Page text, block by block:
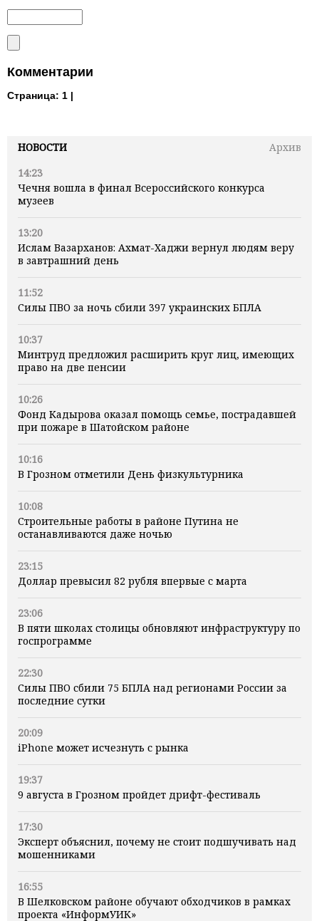
НОВОСТИ
Архив
14:23
Чечня вошла в финал Всероссийского конкурса
музеев
13:20
Ислам Вазарханов: Ахмат-Хаджи вернул людям веру
в завтрашний день
11:52
Силы ПВО за ночь сбили 397 украинских БПЛА
10:37
Минтруд предложил расширить круг лиц, имеющих
право на две пенсии
10:26
Фонд Кадырова оказал помощь семье, пострадавшей
при пожаре в Шатойском районе
10:16
В Грозном отметили День физкультурника
10:08
Строительные работы в районе Путина не
останавливаются даже ночью
23:15
Доллар превысил 82 рубля впервые с марта
23:06
В пяти школах столицы обновляют инфраструктуру по
госпрограмме
22:30
Силы ПВО сбили 75 БПЛА над регионами России за
последние сутки
20:09
iPhone может исчезнуть с рынка
19:37
9 августа в Грозном пройдет дрифт-фестиваль
17:30
Эксперт объяснил, почему не стоит подшучивать над
мошенниками
16:55
В Шелковском районе обучают обходчиков в рамках
проекта «ИнформУИК»
Комментарии
Страница: 1 |